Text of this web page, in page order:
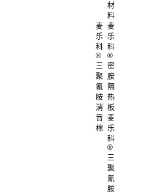
材
料
麦
乐
科
®
三
聚
氰
胺
消
音
棉
麦
乐
科
®
密
胺
隔
热
板
麦
乐
科
®
三
聚
氰
胺